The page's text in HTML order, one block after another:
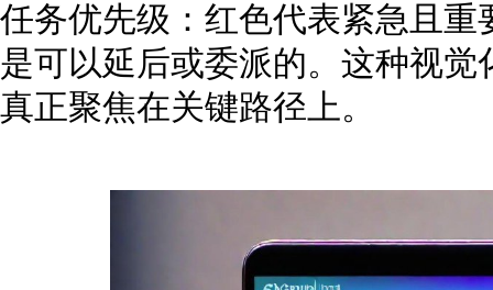
任务优先级：红色代表紧急且
是可以延后或委派的。这种视
真正聚焦在关键路径上。